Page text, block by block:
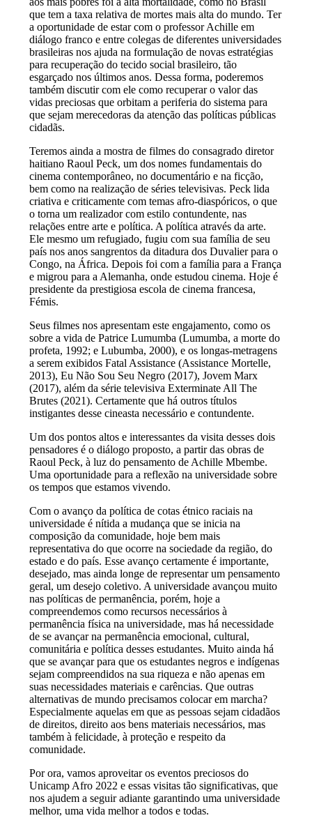
que tem a taxa relativa de mortes mais alta do mundo. Ter
a oportunidade de estar com o professor Achille em
diálogo franco e entre colegas de diferentes universidades
brasileiras nos ajuda na formulação de novas estratégias
para recuperação do tecido social brasileiro, tão
esgarçado nos últimos anos. Dessa forma, poderemos
também discutir com ele como recuperar o valor das
vidas preciosas que orbitam a periferia do sistema para
que sejam merecedoras da atenção das políticas públicas
cidadãs.
Teremos ainda a mostra de filmes do consagrado diretor
haitiano Raoul Peck, um dos nomes fundamentais do
cinema contemporâneo, no documentário e na ficção,
bem como na realização de séries televisivas. Peck lida
criativa e criticamente com temas afro-diaspóricos, o que
o torna um realizador com estilo contundente, nas
relações entre arte e política. A política através da arte.
Ele mesmo um refugiado, fugiu com sua família de seu
país nos anos sangrentos da ditadura dos Duvalier para o
Congo, na África. Depois foi com a família para a França
e migrou para a Alemanha, onde estudou cinema. Hoje é
presidente da prestigiosa escola de cinema francesa,
Fémis.
Seus filmes nos apresentam este engajamento, como os
sobre a vida de Patrice Lumumba (Lumumba, a morte do
profeta, 1992; e Lubumba, 2000), e os longas-metragens
a serem exibidos Fatal Assistance (Assistance Mortelle,
2013), Eu Não Sou Seu Negro (2017), Jovem Marx
(2017), além da série televisiva Exterminate All The
Brutes (2021). Certamente que há outros títulos
instigantes desse cineasta necessário e contundente.
Um dos pontos altos e interessantes da visita desses dois
pensadores é o diálogo proposto, a partir das obras de
Raoul Peck, à luz do pensamento de Achille Mbembe.
Uma oportunidade para a reflexão na universidade sobre
os tempos que estamos vivendo.
Com o avanço da política de cotas étnico raciais na
universidade é nítida a mudança que se inicia na
composição da comunidade, hoje bem mais
representativa do que ocorre na sociedade da região, do
estado e do país. Esse avanço certamente é importante,
desejado, mas ainda longe de representar um pensamento
geral, um desejo coletivo. A universidade avançou muito
nas políticas de permanência, porém, hoje a
compreendemos como recursos necessários à
permanência física na universidade, mas há necessidade
de se avançar na permanência emocional, cultural,
comunitária e política desses estudantes. Muito ainda há
que se avançar para que os estudantes negros e indígenas
sejam compreendidos na sua riqueza e não apenas em
suas necessidades materiais e carências. Que outras
alternativas de mundo precisamos colocar em marcha?
Especialmente aquelas em que as pessoas sejam cidadãos
de direitos, direito aos bens materiais necessários, mas
também à felicidade, à proteção e respeito da
comunidade.
Por ora, vamos aproveitar os eventos preciosos do
Unicamp Afro 2022 e essas visitas tão significativas, que
nos ajudem a seguir adiante garantindo uma universidade
melhor, uma vida melhor a todos e todas.